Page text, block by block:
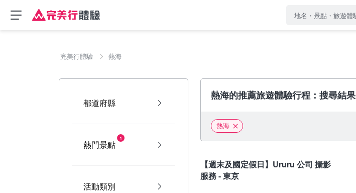
完美行體驗 熱海
都道府縣
熱門景點
1
活動類別
熱海的推薦旅遊體驗行程：搜尋結果
熱海
【週末及國定假日】Ururu 公司 攝影
服務 - 東京